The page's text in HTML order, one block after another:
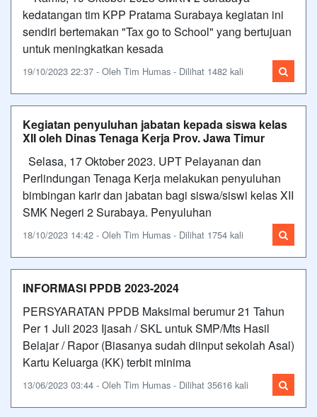
kedatangan tim KPP Pratama Surabaya kegiatan ini
sendiri bertemakan "Tax go to School" yang bertujuan
untuk meningkatkan kesada
19/10/2023 22:37 - Oleh Tim Humas - Dilihat 1482 kali
Kegiatan penyuluhan jabatan kepada siswa kelas
XII oleh Dinas Tenaga Kerja Prov. Jawa Timur
Selasa, 17 Oktober 2023. UPT Pelayanan dan
Perlindungan Tenaga Kerja melakukan penyuluhan
bimbingan karir dan jabatan bagi siswa/siswi kelas XII
SMK Negeri 2 Surabaya. Penyuluhan
18/10/2023 14:42 - Oleh Tim Humas - Dilihat 1754 kali
INFORMASI PPDB 2023-2024
PERSYARATAN PPDB Maksimal berumur 21 Tahun
Per 1 Juli 2023 Ijasah / SKL untuk SMP/Mts Hasil
Belajar / Rapor (Biasanya sudah diinput sekolah Asal)
Kartu Keluarga (KK) terbit minima
13/06/2023 03:44 - Oleh Tim Humas - Dilihat 35616 kali